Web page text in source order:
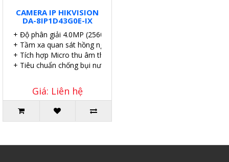
CAMERA IP HIKVISION
DA-8IP1D43G0E-IX
+ Độ phân giải 4.0MP (2560×1440@20fps).
+ Tầm xa quan sát hồng ngoại: EXIR 30m
+ Tích hợp Micro thu âm thanh.
+ Tiêu chuẩn chống bụi nước IP67.
Giá: Liên hệ